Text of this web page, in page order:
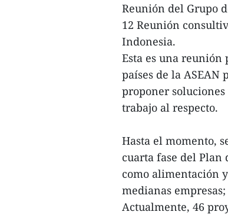
Reunión del Grupo
12 Reunión
Indonesia.
Esta es una
países de la
proponer
trabajo al respecto.
Hasta el momento,
cuarta fase del Plan
como alimentación
medianas
Actualmente, 46